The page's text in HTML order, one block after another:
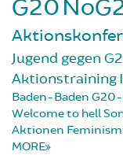
G20
Jugend gegen
Aktionstraining
Baden-Baden
Welcome to hell
Aktionen
MORE